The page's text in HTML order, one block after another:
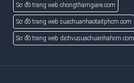
Sơ đồ trang web chongthamgiare.com
Sơ đồ trang web suachuanhaotaitphcm.com
Sơ đồ trang web dichvusuachuanhahcm.com